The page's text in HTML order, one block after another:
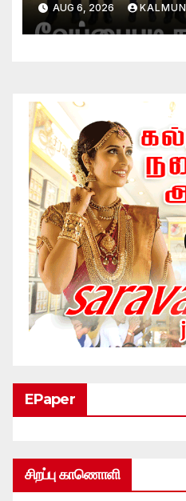
AUG 6, 2026
EPaper
சிறப்பு காணொளி